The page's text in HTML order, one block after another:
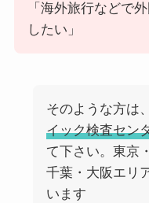
「海外旅行などで
したい」
そのような方は、
イック検査セン
て下さい。東京
千葉・大阪エリ
います